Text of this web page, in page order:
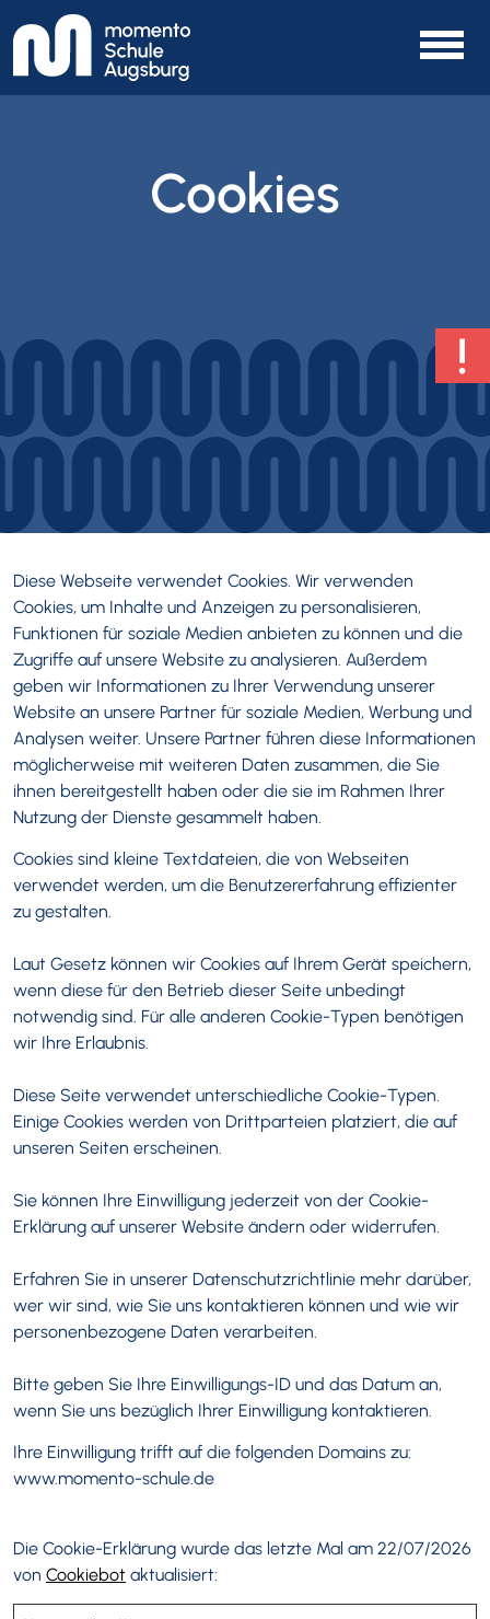
!
Cookies
Diese Webseite verwendet Cookies. Wir verwenden
Cookies, um Inhalte und Anzeigen zu personalisieren,
Funktionen für soziale Medien anbieten zu können und die
Zugriffe auf unsere Website zu analysieren. Außerdem
geben wir Informationen zu Ihrer Verwendung unserer
Website an unsere Partner für soziale Medien, Werbung und
Analysen weiter. Unsere Partner führen diese Informationen
möglicherweise mit weiteren Daten zusammen, die Sie
ihnen bereitgestellt haben oder die sie im Rahmen Ihrer
Nutzung der Dienste gesammelt haben.
Cookies sind kleine Textdateien, die von Webseiten
verwendet werden, um die Benutzererfahrung effizienter
zu gestalten.
Laut Gesetz können wir Cookies auf Ihrem Gerät speichern,
wenn diese für den Betrieb dieser Seite unbedingt
notwendig sind. Für alle anderen Cookie-Typen benötigen
wir Ihre Erlaubnis.
Diese Seite verwendet unterschiedliche Cookie-Typen.
Einige Cookies werden von Drittparteien platziert, die auf
unseren Seiten erscheinen.
Sie können Ihre Einwilligung jederzeit von der Cookie-
Erklärung auf unserer Website ändern oder widerrufen.
Erfahren Sie in unserer Datenschutzrichtlinie mehr darüber,
wer wir sind, wie Sie uns kontaktieren können und wie wir
personenbezogene Daten verarbeiten.
Bitte geben Sie Ihre Einwilligungs-ID und das Datum an,
wenn Sie uns bezüglich Ihrer Einwilligung kontaktieren.
Ihre Einwilligung trifft auf die folgenden Domains zu:
www.momento-schule.de
Die Cookie-Erklärung wurde das letzte Mal am 22/07/2026
von Cookiebot aktualisiert: